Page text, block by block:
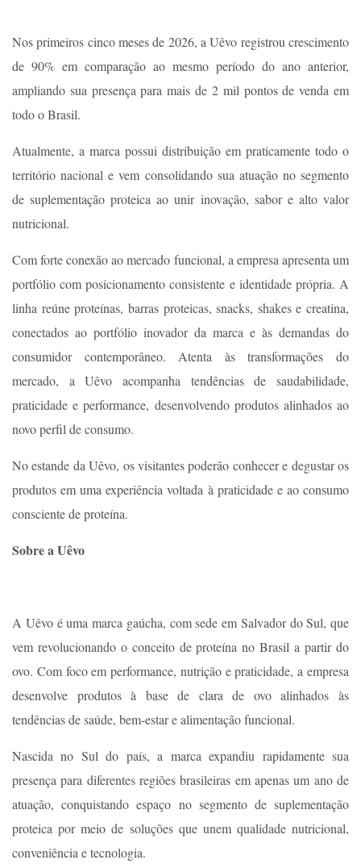
Nos primeiros cinco meses de 2026, a Uêvo registrou crescimento
de 90% em comparação ao mesmo período do ano anterior,
ampliando sua presença para mais de 2 mil pontos de venda em
todo o Brasil.
Atualmente, a marca possui distribuição em praticamente todo o
território nacional e vem consolidando sua atuação no segmento
de suplementação proteica ao unir inovação, sabor e alto valor
nutricional.
Com forte conexão ao mercado funcional, a empresa apresenta um
portfólio com posicionamento consistente e identidade própria. A
linha reúne proteínas, barras proteicas, snacks, shakes e creatina,
conectados ao portfólio inovador da marca e às demandas do
consumidor contemporâneo. Atenta às transformações do
mercado, a Uêvo acompanha tendências de saudabilidade,
praticidade e performance, desenvolvendo produtos alinhados ao
novo perfil de consumo.
No estande da Uêvo, os visitantes poderão conhecer e degustar os
produtos em uma experiência voltada à praticidade e ao consumo
consciente de proteína.
Sobre a Uêvo
A Uêvo é uma marca gaúcha, com sede em Salvador do Sul, que
vem revolucionando o conceito de proteína no Brasil a partir do
ovo. Com foco em performance, nutrição e praticidade, a empresa
desenvolve produtos à base de clara de ovo alinhados às
tendências de saúde, bem-estar e alimentação funcional.
Nascida no Sul do país, a marca expandiu rapidamente sua
presença para diferentes regiões brasileiras em apenas um ano de
atuação, conquistando espaço no segmento de suplementação
proteica por meio de soluções que unem qualidade nutricional,
conveniência e tecnologia.